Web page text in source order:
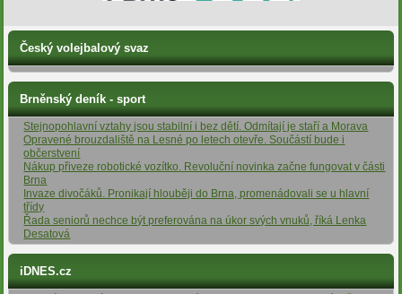
Český volejbalový svaz
Brněnský deník - sport
Stejnopohlavní vztahy jsou stabilní i bez dětí. Odmítají je staří a Morava
Opravené brouzdaliště na Lesné po letech otevře. Součástí bude i
občerstvení
Nákup přiveze robotické vozítko. Revoluční novinka začne fungovat v části
Brna
Invaze divočáků. Pronikají hlouběji do Brna, promenádovali se u hlavní
třídy
Řada seniorů nechce být preferována na úkor svých vnuků, říká Lenka
Desatová
iDNES.cz